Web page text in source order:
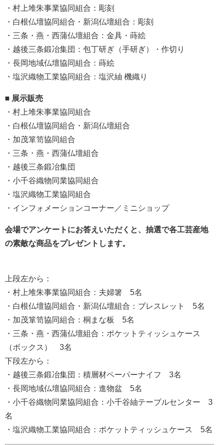
・村上堆朱事業協同組合：彫刻
・白根仏壇協同組合・新潟仏壇組合：彫刻
・三条・燕・西蒲仏壇組合：金具・蒔絵
・越後三条鍛冶集団：包丁研ぎ（手研ぎ）・作切り
・長岡地域仏壇協同組合：蒔絵
・塩沢織物工業協同組合：塩沢紬 機織り
■ 展示販売
・村上堆朱事業協同組合
・白根仏壇協同組合・新潟仏壇組合
・加茂箪笥協同組合
・三条・燕・西蒲仏壇組合
・越後三条鍛冶集団
・小千谷織物同業協同組合
・塩沢織物工業協同組合
・インフォメーションコーナー／ミニショップ
会場でアンケートにお答えいただくと、抽選で各工芸産地
の素敵な商品をプレゼントします。
上段左から：
・村上堆朱事業協同組合：夫婦箸 5名
・白根仏壇協同組合・新潟仏壇組合：ブレスレット 5名
・加茂箪笥協同組合：桐まな板 5名
・三条・燕・西蒲仏壇組合：ポケットティッシュケース
（ボックス） 3名
下段左から：
・越後三条鍛冶集団：積層材ペーパーナイフ 3名
・長岡地域仏壇協同組合：進物盆 5名
・小千谷織物同業協同組合：小千谷紬テーブルセンター 3
名
・塩沢織物工業協同組合：ポケットティッシュケース 5名